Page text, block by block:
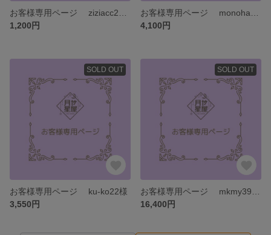
1,200円
4,100円
SOLD OUT
お客様専用ページ ku-ko22様
3,550円
SOLD OUT
16,400円